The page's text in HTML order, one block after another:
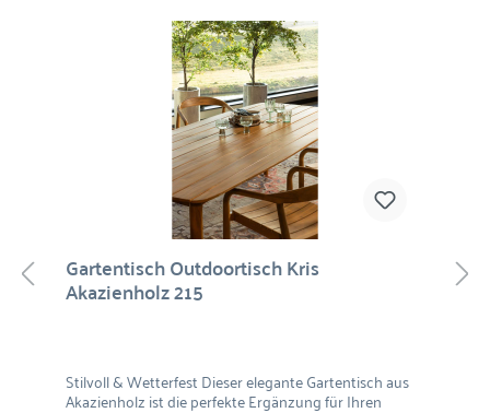
Gartentisch Outdoortisch Kris
Akazienholz 215
Stilvoll & Wetterfest Dieser elegante Gartentisch aus
Akazienholz ist die perfekte Ergänzung für Ihren